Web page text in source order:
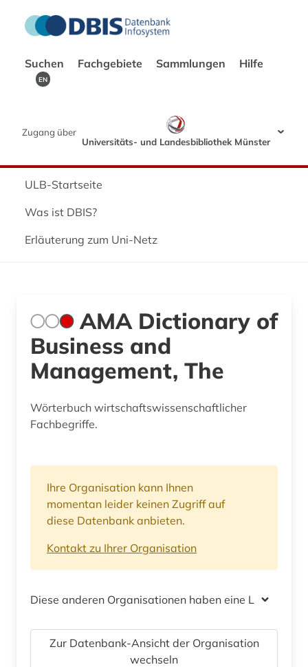
Suchen Fachgebiete Sammlungen Hilfe
EN
Zugang über
Universitäts- und Landesbibliothek Münster
ULB-Startseite
Was ist DBIS?
Erläuterung zum Uni-Netz
AMA Dictionary of
Business and
Management, The
Wörterbuch wirtschaftswissenschaftlicher
Fachbegriffe.
Ihre Organisation kann Ihnen
momentan leider keinen Zugriff auf
diese Datenbank anbieten.
Kontakt zu Ihrer Organisation
Diese anderen Organisationen haben eine Lizenz
Zur Datenbank-Ansicht der Organisation
wechseln